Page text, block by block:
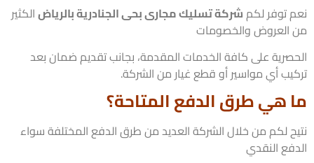
توفر لكمشركة تسليك مجارى بحى الجنادرية بالرياضالكثير
والخصومات
على كافة الخدمات المقدمة، بجانب تقديم ضمان بعد
أي مواسير أو قطع غيار من الشركة.
هي طرق الدفع المتاحة؟
لكم من خلال الشركة العديد من طرق الدفع المختلفة سواء
النقدي